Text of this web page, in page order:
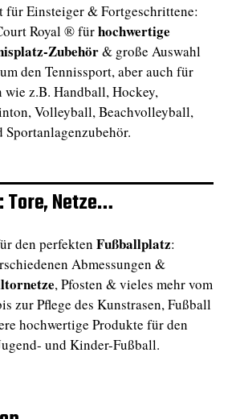
für Einsteiger & Fortgeschrittene:
Royal ® fürhochwertige
Zubehör& große Auswahl
den Tennissport, aber auch für
wie z.B. Handball, Hockey,
Volleyball, Beachvolleyball,
Netze…
den perfekten Fußballplatz:
Abmessungen &
, Pfosten & vieles mehr vom
zur Pflege des Kunstrasen, Fußball
hochwertige Produkte für den
und Kinder-Fußball.